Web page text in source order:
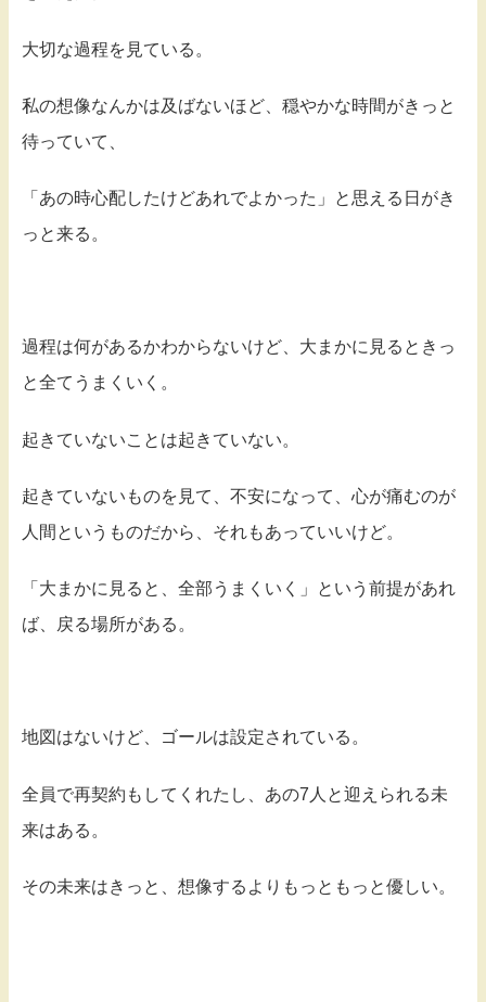
大切な過程を見ている。
私の想像なんかは及ばないほど、穏やかな時間がきっと
待っていて、
「あの時心配したけどあれでよかった」と思える日がき
っと来る。
過程は何があるかわからないけど、大まかに見るときっ
と全てうまくいく。
起きていないことは起きていない。
起きていないものを見て、不安になって、心が痛むのが
人間というものだから、それもあっていいけど。
「大まかに見ると、全部うまくいく」という前提があれ
ば、戻る場所がある。
地図はないけど、ゴールは設定されている。
全員で再契約もしてくれたし、あの7人と迎えられる未
来はある。
その未来はきっと、想像するよりもっともっと優しい。